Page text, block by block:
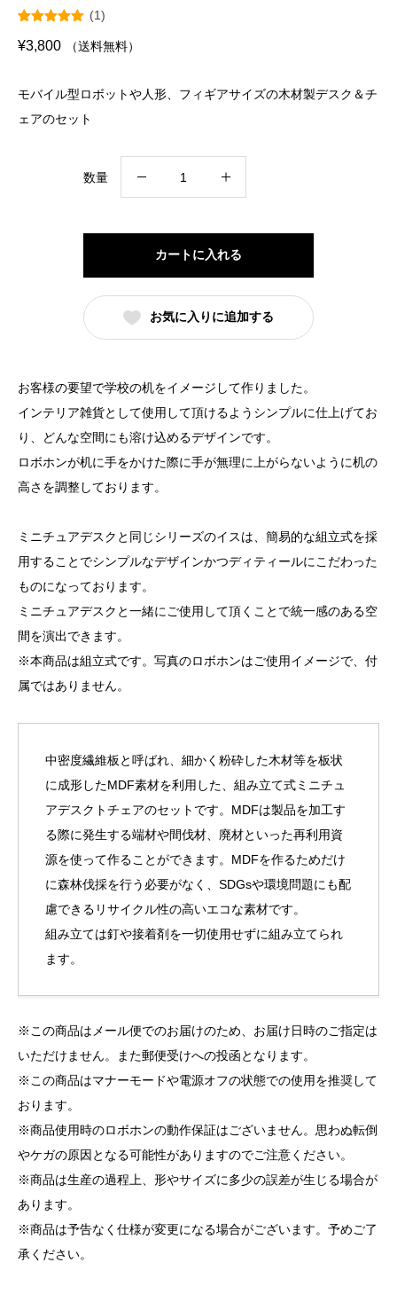
評価に基づ
(1)
¥3,800 （送料無料）
モバイル型ロボットや人形、フィギアサイズの木材製デスク＆チ
ェアのセット
数量
デ
ス
ク
チ
ェ
ア
セ
個
カートに入れる
お気に入りに追加する
お客様の要望で学校の机をイメージして作りました。
インテリア雑貨として使用して頂けるようシンプルに仕上げてお
り、どんな空間にも溶け込めるデザインです。
ロボホンが机に手をかけた際に手が無理に上がらないように机の
高さを調整しております。
ミニチュアデスクと同じシリーズのイスは、簡易的な組立式を採
用することでシンプルなデザインかつディティールにこだわった
ものになっております。
ミニチュアデスクと一緒にご使用して頂くことで統一感のある空
間を演出できます。
※本商品は組立式です。写真のロボホンはご使用イメージで、付
属ではありません。
中密度繊維板と呼ばれ、細かく粉砕した木材等を板状
に成形したMDF素材を利用した、組み立て式ミニチュ
アデスクトチェアのセットです。MDFは製品を加工す
る際に発生する端材や間伐材、廃材といった再利用資
源を使って作ることができます。MDFを作るためだけ
に森林伐採を行う必要がなく、SDGsや環境問題にも配
慮できるリサイクル性の高いエコな素材です。
組み立ては釘や接着剤を一切使用せずに組み立てられ
ます。
※この商品はメール便でのお届けのため、お届け日時のご指定は
いただけません。また郵便受けへの投函となります。
※この商品はマナーモードや電源オフの状態での使用を推奨して
おります。
※商品使用時のロボホンの動作保証はございません。思わぬ転倒
やケガの原因となる可能性がありますのでご注意ください。
※商品は生産の過程上、形やサイズに多少の誤差が生じる場合が
あります。
※商品は予告なく仕様が変更になる場合がございます。予めご了
承ください。